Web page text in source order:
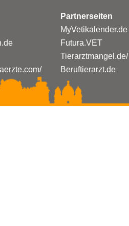
Partnerseiten
MyVetikalender.de
Futura.VET
Tierarztmangel.de/
Beruftierarzt.de